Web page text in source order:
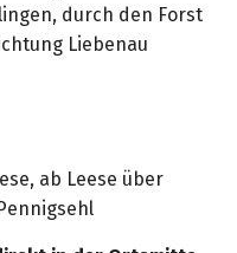
durch den Forst
Liebenau
ab Leese über